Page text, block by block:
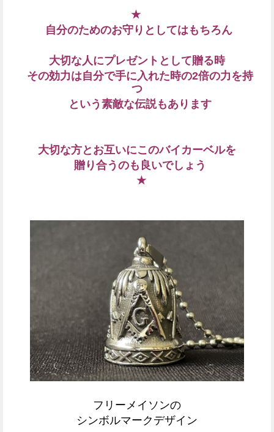
★
自分のためのお守りとしてはもちろん
大切な人にプレゼントとして贈る時
その効力は自分で手に入れた時の2倍の力を持
つ
という素敵な伝説もあります
大切な方とお互いにこのバイカーベルを
贈り合うのも良いでしょう
★
フリーメイソンの
シンボルマークデザイン